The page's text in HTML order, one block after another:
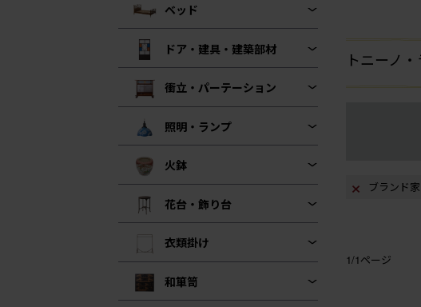
ベッド
ドア・建具・建築部材
衝立・パーテーション
照明・ランプ
火鉢
花台・飾り台
衣類掛け
和箪笥
トニーノ
ブランド
1/1ページ